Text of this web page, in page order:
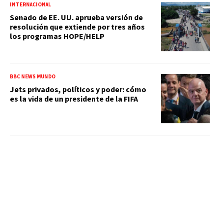
INTERNACIONAL
Senado de EE. UU. aprueba versión de
resolución que extiende por tres años
los programas HOPE/HELP
BBC NEWS MUNDO
Jets privados, políticos y poder: cómo
es la vida de un presidente de la FIFA